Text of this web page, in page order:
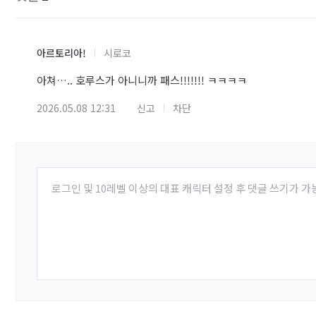
아르토리아! 시로코
아쳐….. 호루스가 아니니까 패스!!!!!!! ㅋㅋㅋㅋ
2026.05.08 12:31 신고 차단
로그인 및 10레벨 이상의 대표 캐릭터 설정 후 댓글 쓰기가 가